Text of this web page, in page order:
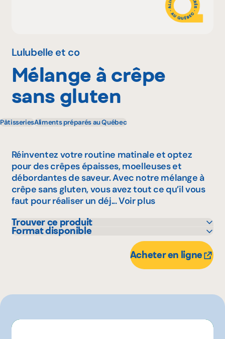
Lulubelle et co
Mélange à crêpe
sans gluten
PâtisseriesAliments préparés au Québec
Réinventez votre routine matinale et optez
pour des crêpes épaisses, moelleuses et
débordantes de saveur. Avec notre mélange à
crêpe sans gluten, vous avez tout ce qu’il vous
faut pour réaliser un déj...Voir plus
Trouver ce produit
Avril - supermarché santé
Format disponible
Acheter en ligne